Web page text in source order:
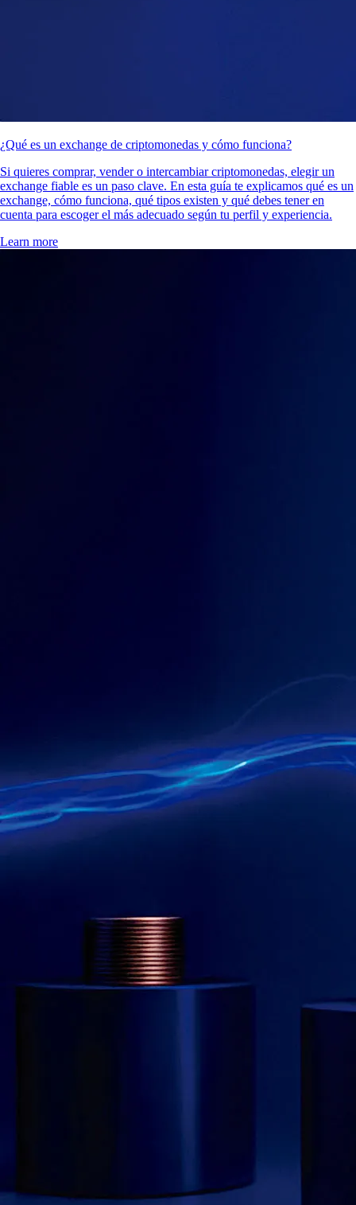
¿Qué es un exchange de criptomonedas y cómo funciona?
Si quieres comprar, vender o intercambiar criptomonedas, elegir un
exchange fiable es un paso clave. En esta guía te explicamos qué es un
exchange, cómo funciona, qué tipos existen y qué debes tener en
cuenta para escoger el más adecuado según tu perfil y experiencia.
Learn more